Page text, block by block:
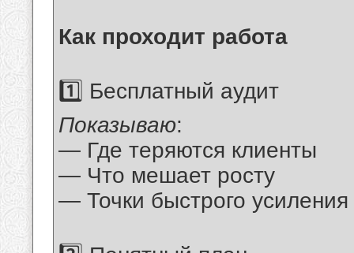
Как проходит работа
1️⃣ Бесплатный аудит
Показываю:
— Где теряются клиенты
— Что мешает росту
— Точки быстрого усиления